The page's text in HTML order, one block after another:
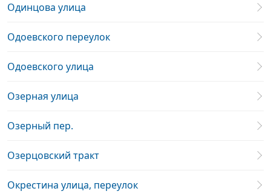
Одинцова улица
Одоевского переулок
Одоевского улица
Озерная улица
Озерный пер.
Озерцовский тракт
Окрестина улица, переулок